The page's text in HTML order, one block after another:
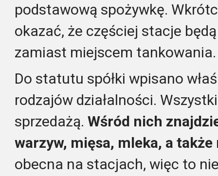
podstawową spożywkę.
okazać, że częściej stacje
zamiast miejscem
Do statutu spółki wpisano
rodzajów działalności.
sprzedażą. Wśród nich
warzyw, mięsa, mleka, a także
obecna na stacjach, więc to